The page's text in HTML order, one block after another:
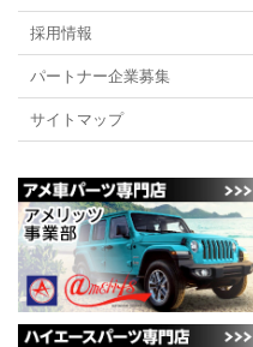
採用情報
パートナー企業募集
サイトマップ